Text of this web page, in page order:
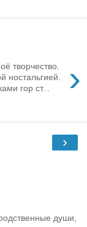
›
творчество.
ностальгией.
гор ст...
›
души,